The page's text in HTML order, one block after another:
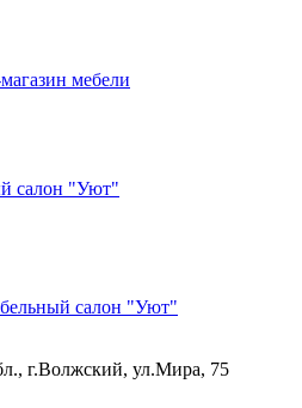
салон "Уют"
салон "Уют"
г.Волжский, ул.Мира, 75